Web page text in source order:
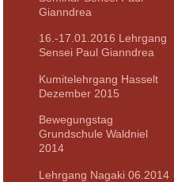
Gianndrea
16.-17.01.2016 Lehrgang
Sensei Paul Gianndrea
Kumitelehrgang Hasselt
Dezember 2015
Bewegungstag
Grundschule Waldniel
2014
Lehrgang Nagaki 06.2014